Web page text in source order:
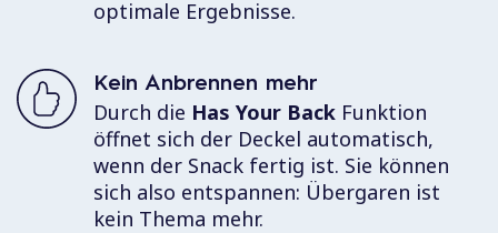
optimale Ergebnisse.
Kein Anbrennen mehr
Durch die Has Your Back Funktion
öffnet sich der Deckel automatisch,
wenn der Snack fertig ist. Sie können
sich also entspannen: Übergaren ist
kein Thema mehr.